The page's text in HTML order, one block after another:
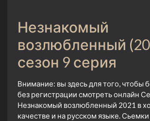
Незнакомый
возлюбленный
сезон 9 серия
Внимание: вы здесь для того, чтобы
без регистрации смотреть онлайн
Незнакомый возлюбленный 2021 в
качестве и на русском языке.